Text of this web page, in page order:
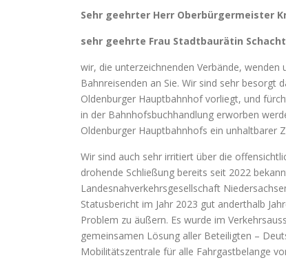
Sehr geehrter Herr Oberbürgermeister
sehr geehrte Frau Stadtbaurätin
wir, die unterzeichnenden Verbände,
Bahnreisenden an Sie. Wir sind sehr besorgt
Oldenburger Hauptbahnhof vorliegt, und
in der Bahnhofsbuchhandlung erworben
Oldenburger Hauptbahnhofs ein unhaltbarer
Wir sind auch sehr irritiert über die
drohende Schließung bereits seit 2022
Landesnahverkehrsgesellschaft
Statusbericht im Jahr 2023 gut anderthalb
Problem zu äußern. Es wurde im
gemeinsamen Lösung aller Beteiligten –
Mobilitätszentrale für alle Fahrgastbelange